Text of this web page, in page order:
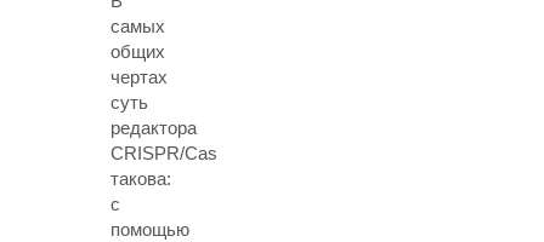
самых
общих
чертах
суть
редактора
CRISPR/Cas
такова:
с
помощью